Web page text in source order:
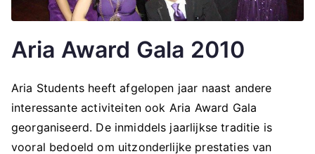
Aria Award Gala 2010
Aria Students heeft afgelopen jaar naast andere
interessante activiteiten ook Aria Award Gala
georganiseerd. De inmiddels jaarlijkse traditie is
vooral bedoeld om uitzonderlijke prestaties van